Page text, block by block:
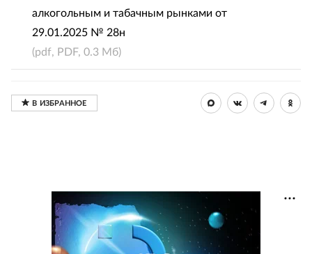
алкогольным и табачным рынками от
29.01.2025 № 28н
(pdf, PDF, 0.3 Мб)